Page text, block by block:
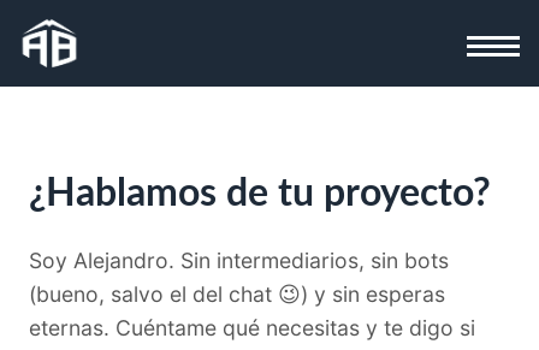
¿Hablamos de tu proyecto?
Soy Alejandro. Sin intermediarios, sin bots
(bueno, salvo el del chat 😉) y sin esperas
eternas. Cuéntame qué necesitas y te digo si
duda:
Web Apps Software Automatizaciones IA